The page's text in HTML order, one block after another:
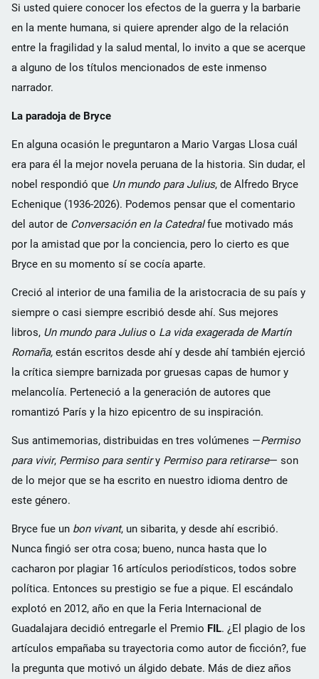
Si usted quiere conocer los efectos de la guerra y la barbarie
en la mente humana, si quiere aprender algo de la relación
entre la fragilidad y la salud mental, lo invito a que se acerque
a alguno de los títulos mencionados de este inmenso
narrador.
La paradoja de Bryce
En alguna ocasión le preguntaron a Mario Vargas Llosa cuál
era para él la mejor novela peruana de la historia. Sin dudar, el
nobel respondió que Un mundo para Julius, de Alfredo Bryce
Echenique (1936-2026). Podemos pensar que el comentario
del autor de Conversación en la Catedralfue motivado más
por la amistad que por la conciencia, pero lo cierto es que
Bryce en su momento sí se cocía aparte.
Creció al interior de una familia de la aristocracia de su país y
siempre o casi siempre escribió desde ahí. Sus mejores
libros, Un mundo para Juliuso La vida exagerada de Martín
Romaña, están escritos desde ahí y desde ahí también ejerció
la crítica siempre barnizada por gruesas capas de humor y
melancolía. Perteneció a la generación de autores que
romantizó París y la hizo epicentro de su inspiración.
Sus antimemorias, distribuidas en tres volúmenes —Permiso
para vivir, Permiso para sentiry Permiso para retirarse— son
de lo mejor que se ha escrito en nuestro idioma dentro de
este género.
Bryce fue un bon vivant, un sibarita, y desde ahí escribió.
Nunca fingió ser otra cosa; bueno, nunca hasta que lo
cacharon por plagiar 16 artículos periodísticos, todos sobre
política. Entonces su prestigio se fue a pique. El escándalo
explotó en 2012, año en que la Feria Internacional de
Guadalajara decidió entregarle el Premio FIL. ¿El plagio de los
artículos empañaba su trayectoria como autor de ficción?, fue
la pregunta que motivó un álgido debate. Más de diez años